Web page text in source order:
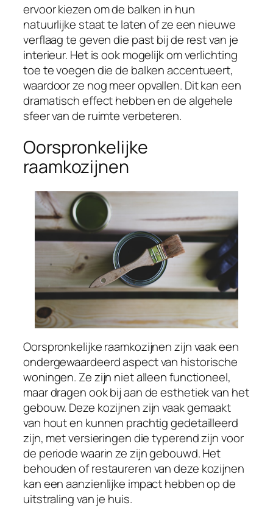
ervoor kiezen om de balken in hun
natuurlijke staat te laten of ze een nieuwe
verflaag te geven die past bij de rest van je
interieur. Het is ook mogelijk om verlichting
toe te voegen die de balken accentueert,
waardoor ze nog meer opvallen. Dit kan een
dramatisch effect hebben en de algehele
sfeer van de ruimte verbeteren.
Oorspronkelijke
raamkozijnen
Oorspronkelijke raamkozijnen zijn vaak een
ondergewaardeerd aspect van historische
woningen. Ze zijn niet alleen functioneel,
maar dragen ook bij aan de esthetiek van het
gebouw. Deze kozijnen zijn vaak gemaakt
van hout en kunnen prachtig gedetailleerd
zijn, met versieringen die typerend zijn voor
de periode waarin ze zijn gebouwd. Het
behouden of restaureren van deze kozijnen
kan een aanzienlijke impact hebben op de
uitstraling van je huis.